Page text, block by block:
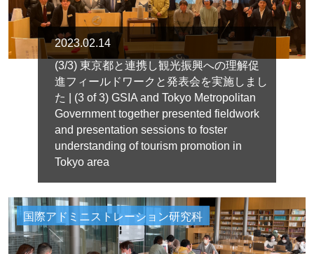
2023.02.14
(3/3) 東京都と連携し観光振興への理解促
進フィールドワークと発表会を実施しまし
た | (3 of 3) GSIA and Tokyo Metropolitan
Government together presented fieldwork
and presentation sessions to foster
understanding of tourism promotion in
Tokyo area
国際アドミニストレーション研究科